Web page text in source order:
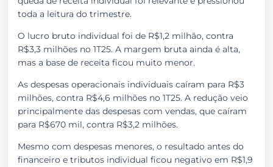
toda a leitura do trimestre.
O lucro bruto individual foi de R$1,2 milhão, contra
R$3,3 milhões no 1T25. A margem bruta ainda é alta,
mas a base de receita ficou muito menor.
As despesas operacionais individuais caíram para R$3
milhões, contra R$4,6 milhões no 1T25. A redução veio
principalmente das despesas com vendas, que caíram
para R$670 mil, contra R$3,2 milhões.
Mesmo com despesas menores, o resultado antes do
financeiro e tributos individual ficou negativo em R$1,9